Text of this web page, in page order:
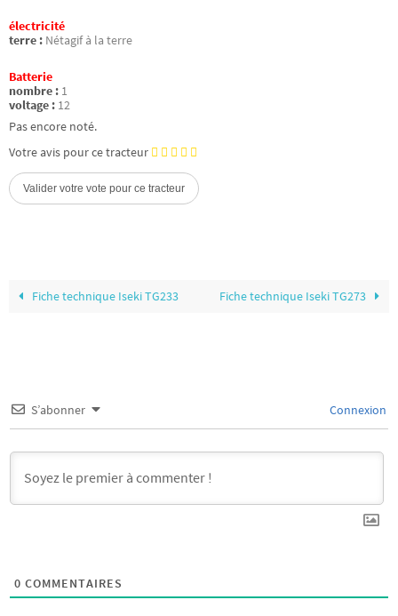
électricité
terre : Nétagif à la terre
Batterie
nombre : 1
voltage : 12
Pas encore noté.
Votre avis pour ce tracteur
Fiche technique Iseki TG233 Fiche technique Iseki TG273
S’abonner Connexion
0 COMMENTAIRES